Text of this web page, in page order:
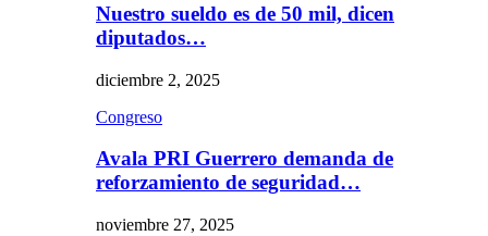
Nuestro sueldo es de 50 mil, dicen
diputados…
diciembre 2, 2025
Congreso
Avala PRI Guerrero demanda de
reforzamiento de seguridad…
noviembre 27, 2025